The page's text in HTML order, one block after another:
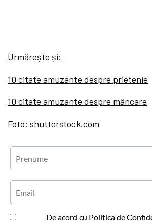
Urmărește și:
10 citate amuzante despre prietenie
10 citate amuzante despre mâncare
Foto: shutterstock.com